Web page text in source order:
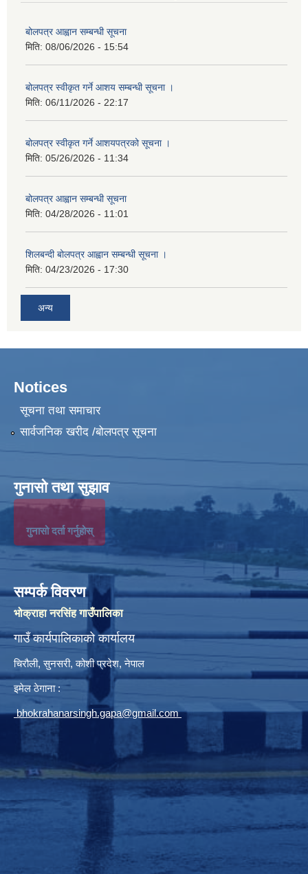
बोलपत्र आह्वान सम्बन्धी सूचना
मिति: 08/06/2026 - 15:54
बोलपत्र स्वीकृत गर्ने आशय सम्बन्धी सूचना ।
मिति: 06/11/2026 - 22:17
बोलपत्र स्वीकृत गर्ने आशयपत्रको सूचना ।
मिति: 05/26/2026 - 11:34
बोलपत्र आह्वान सम्बन्धी सूचना
मिति: 04/28/2026 - 11:01
शिलबन्दी बोलपत्र आह्वान सम्बन्धी सूचना ।
मिति: 04/23/2026 - 17:30
अन्य
Notices
सूचना तथा समाचार
सार्वजनिक खरीद /बोलपत्र सूचना
गुनासो तथा सुझाव
गुनासो दर्ता गर्नुहोस्
सम्पर्क विवरण
भोक्राहा नरसिंह गाउँपालिका
गाउँ कार्यपालिकाको कार्यालय
चिरौली, सुनसरी, कोशी प्रदेश, नेपाल
इमेल ठेगाना :
bhokrahanarsingh.gapa@gmail.com